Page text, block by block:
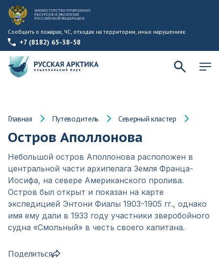
Сообщить о пожарах, ЧС, отходах на территории, иных нарушениях:
+7 (8182) 65-38-58
Главная Путеводитель Северный кластер
Остров Аполлонова
Небольшой остров Аполлонова расположен в
центральной части архипелага Земля Франца-
Иосифа, на севере Американского пролива.
Остров был открыт и показан на карте
экспедицией Энтони Фиалы 1903-1905 гг., однако
имя ему дали в 1933 году участники зверобойного
судна «Смольный» в честь своего капитана.
Поделиться